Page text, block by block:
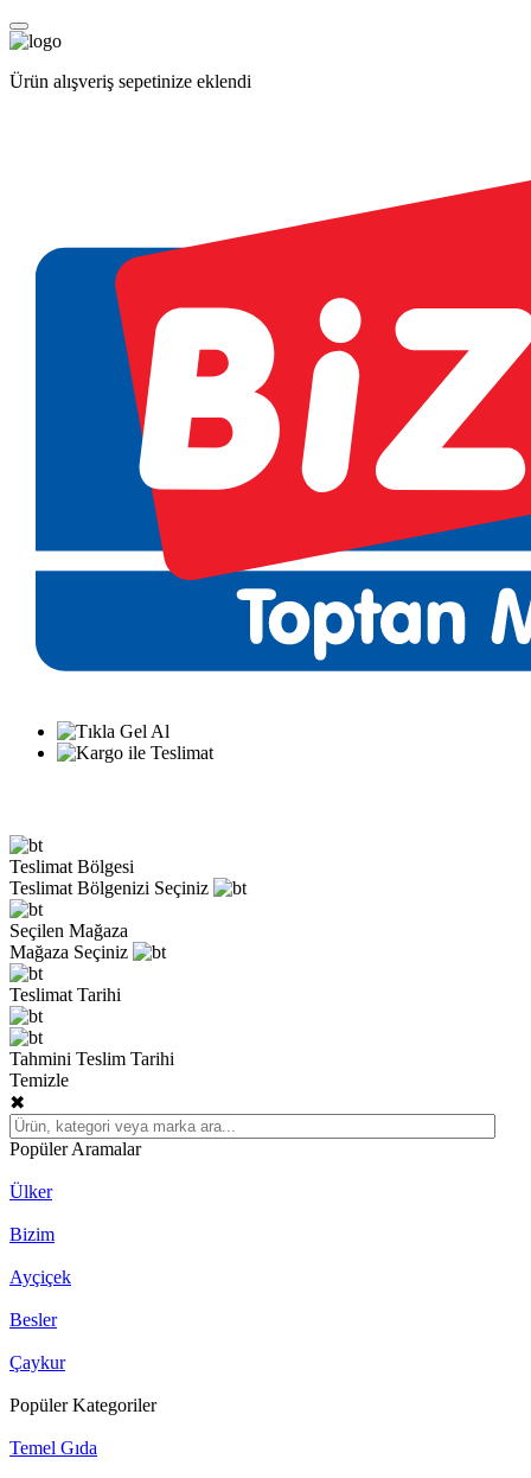
Ürün alışveriş sepetinize eklendi
Teslimat Bölgesi
Teslimat Bölgenizi Seçiniz
Seçilen Mağaza
Mağaza Seçiniz
Teslimat Tarihi
Tahmini Teslim Tarihi
Temizle
✖
Popüler Aramalar
Ülker
Bizim
Ayçiçek
Besler
Çaykur
Popüler Kategoriler
Temel Gıda